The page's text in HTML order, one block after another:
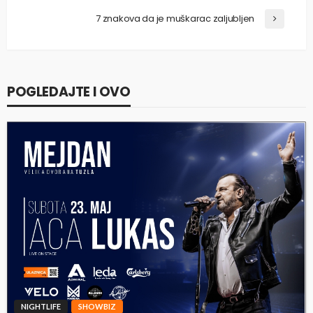
7 znakova da je muškarac zaljubljen
POGLEDAJTE I OVO
NIGHTLIFE SHOWBIZ